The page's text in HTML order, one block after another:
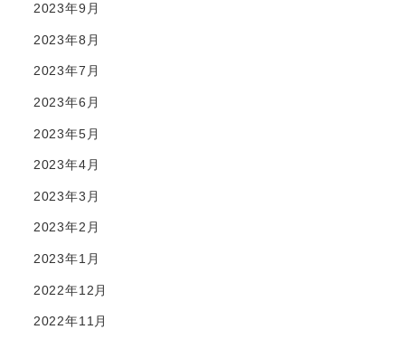
2023年9月
2023年8月
2023年7月
2023年6月
2023年5月
2023年4月
2023年3月
2023年2月
2023年1月
2022年12月
2022年11月